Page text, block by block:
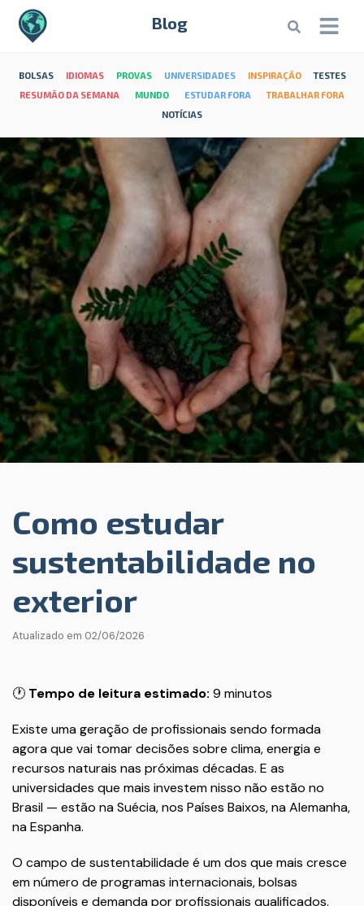
Blog
BOLSAS IDIOMAS PROVAS UNIVERSIDADES INSPIRAÇÃO
TESTES
RESUMÃO DA SEMANA
MUNDO ESTUDAR FORA
TRABALHAR FORA
NOTÍCIAS
Como estudar
sustentabilidade no
exterior
Atualizado em 02/06/2026
🕐 Tempo de leitura estimado: 9 minutos
Existe uma geração de profissionais sendo formada
agora que vai tomar decisões sobre clima, energia e
recursos naturais nas próximas décadas. E as
universidades que mais investem nisso não estão no
Brasil — estão na Suécia, nos Países Baixos, na Alemanha,
na Espanha.
O campo de sustentabilidade é um dos que mais cresce
em número de programas internacionais, bolsas
disponíveis e demanda por profissionais qualificados.